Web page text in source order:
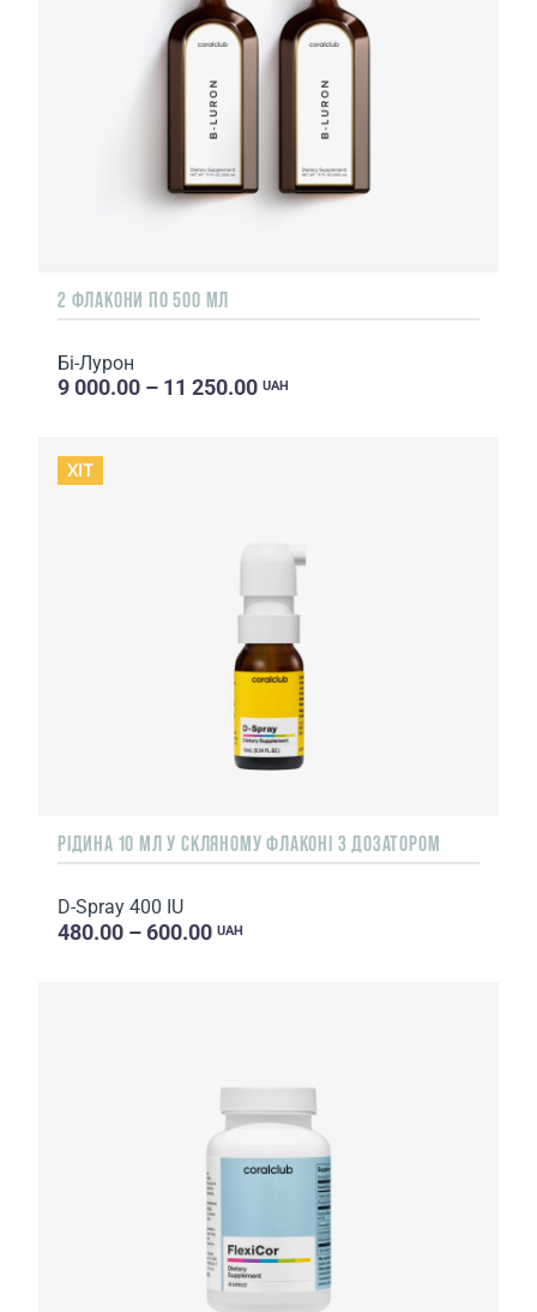
2 ФЛАКОНИ ПО 500 МЛ
Бі-Лурон
9 000.00 – 11 250.00 UAH
ХIT
РІДИНА 10 МЛ У СКЛЯНОМУ ФЛАКОНІ З ДОЗАТОРОМ
D-Spray 400 IU
480.00 – 600.00 UAH